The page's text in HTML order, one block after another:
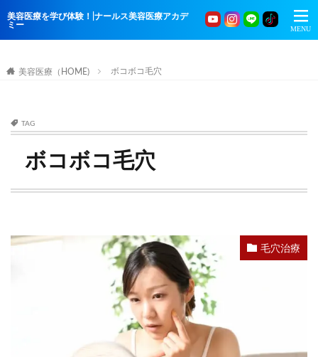
美容医療を学び体験！|ナールス美容医療アカデ
ミー
美容医療（HOME) ボコボコ毛穴
TAG
ボコボコ毛穴
毛穴治療